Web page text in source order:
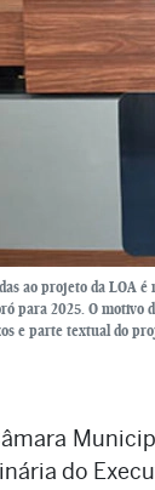
ao projeto da LOA
para 2025. O
e parte textual do
do